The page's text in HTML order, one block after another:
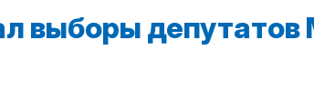
выборы депутатов